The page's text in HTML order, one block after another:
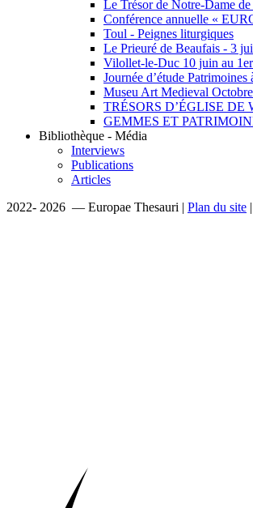
Le Trésor de Notre-Dame
Conférence annuelle «
Toul - Peignes liturgiques
Le Prieuré de Beaufais - 3
Vilollet-le-Duc 10 juin au
Journée d’étude Patrimoines
Museu Art Medieval
TRÉSORS D’ÉGLISE
GEMMES ET
Bibliothèque - Média
Interviews
Publications
Articles
2022- 2026 — Europae Thesauri | Plan du site |